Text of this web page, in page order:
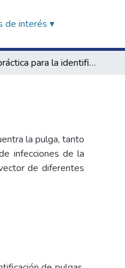
de interés ▾
Guía práctica para la identificación de pulgas
la pulga, tanto
infecciones de la
de diferentes